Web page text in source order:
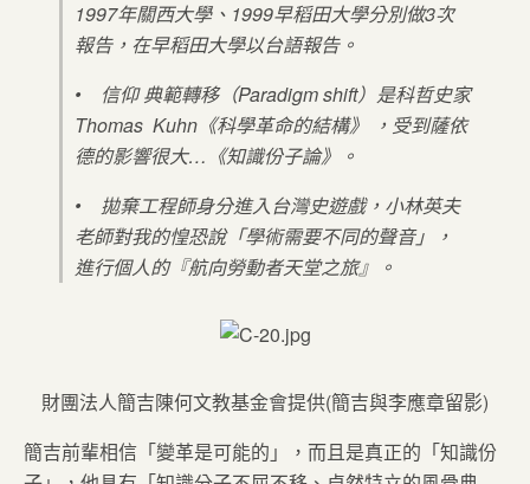
1997年關西大學、1999早稻田大學分別做3次
報告，在早稻田大學以台語報告。
• 信仰 典範轉移（Paradigm shift）是科哲史家
Thomas Kuhn《科學革命的結構》 ，受到薩依
德的影響很大…《知識份子論》。
• 拋棄工程師身分進入台灣史遊戲，小林英夫
老師對我的惶恐說「學術需要不同的聲音」，
進行個人的『航向勞動者天堂之旅』。
財團法人簡吉陳何文教基金會提供(簡吉與李應章留影)
簡吉前輩相信「變革是可能的」，而且是真正的「知識份